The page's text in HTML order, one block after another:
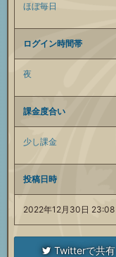
ほぼ毎日
ログイン時間帯
夜
課金度合い
少し課金
投稿日時
2022年12月30日 23:08
Twitterで共有